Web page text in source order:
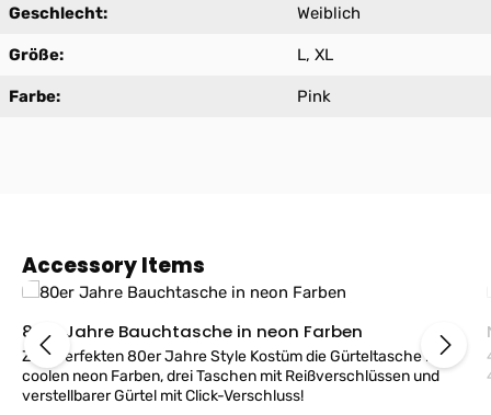
Geschlecht: Weiblich
Größe: L, XL
Farbe: Pink
Produktgalerie überspringen
Accessory Items
80er Jahre Bauchtasche in neon Farben
Zum perfekten 80er Jahre Style Kostüm die Gürteltasche in
coolen neon Farben, drei Taschen mit Reißverschlüssen und
verstellbarer Gürtel mit Click-Verschluss!